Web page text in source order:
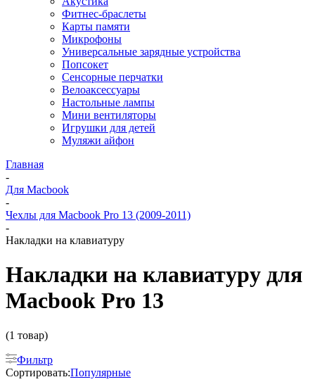
Фитнес-браслеты
Карты памяти
Микрофоны
Универсальные зарядные устройства
Попсокет
Сенсорные перчатки
Велоаксессуары
Настольные лампы
Мини вентиляторы
Игрушки для детей
Муляжи айфон
Главная
-
Для Macbook
-
Чехлы для Macbook Pro 13 (2009-2011)
-
Накладки на клавиатуру
Накладки на клавиатуру для
Macbook Pro 13
(1 товар)
Фильтр
Сортировать:Популярные